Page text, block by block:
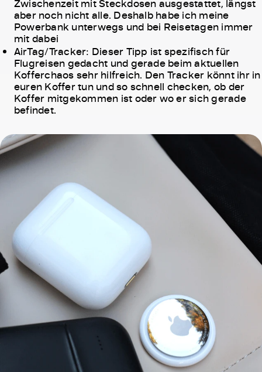
Zwischenzeit mit Steckdosen ausgestattet, längst
aber noch nicht alle. Deshalb habe ich meine
Powerbank unterwegs und bei Reisetagen immer
mit dabei
AirTag/Tracker: Dieser Tipp ist spezifisch für
Flugreisen gedacht und gerade beim aktuellen
Kofferchaos sehr hilfreich. Den Tracker könnt ihr in
euren Koffer tun und so schnell checken, ob der
Koffer mitgekommen ist oder wo er sich gerade
befindet.